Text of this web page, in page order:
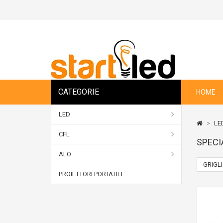
CATEGORIE HOME
LED
CFL
ALO
PROIETTORI PORTATILI
>